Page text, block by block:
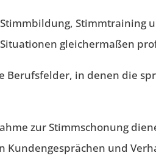
Stimmtraining
gleichermaßen
Berufsfelder, in denen die
zur Stimmschonung
und